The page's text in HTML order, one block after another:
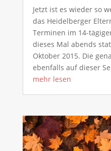
Jetzt ist es wieder so
das Heidelberger
Terminen im 14-
dieses Mal abends
Oktober 2015. Die
ebenfalls auf dieser
mehr lesen